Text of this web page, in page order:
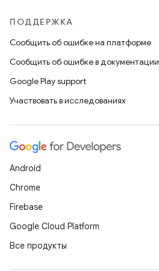
ПОДДЕРЖКА
Сообщить об ошибке на платформе
Сообщить об ошибке в документации
Google Play support
Участвовать в исследованиях
Android
Chrome
Firebase
Google Cloud Platform
Все продукты